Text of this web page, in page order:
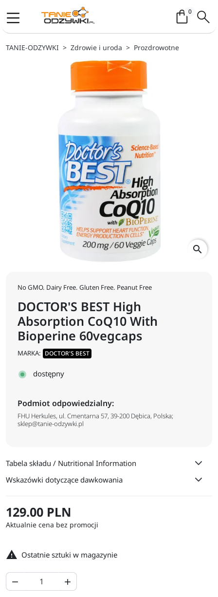
0Koszyk /
TANIE-ODZYWKI Zdrowie i uroda Prozdrowotne
search
No GMO. Dairy Free. Gluten Free. Peanut Free
DOCTOR'S BEST High
Absorption CoQ10 With
Bioperine 60vegcaps
MARKA: DOCTOR'S BEST
dostępny
Podmiot odpowiedzialny:
FHU Herkules, ul. Cmentarna 57, 39-200 Dębica, Polska;
sklep@tanie-odzywki.pl
Tabela składu / Nutritional Information
Wskazówki dotyczące dawkowania
129.00 PLN
Aktualnie cena bez promocji
 Ostatnie sztuki w magazynie
 